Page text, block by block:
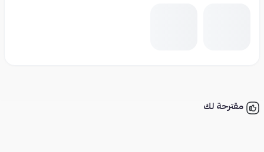
مقترحة لك